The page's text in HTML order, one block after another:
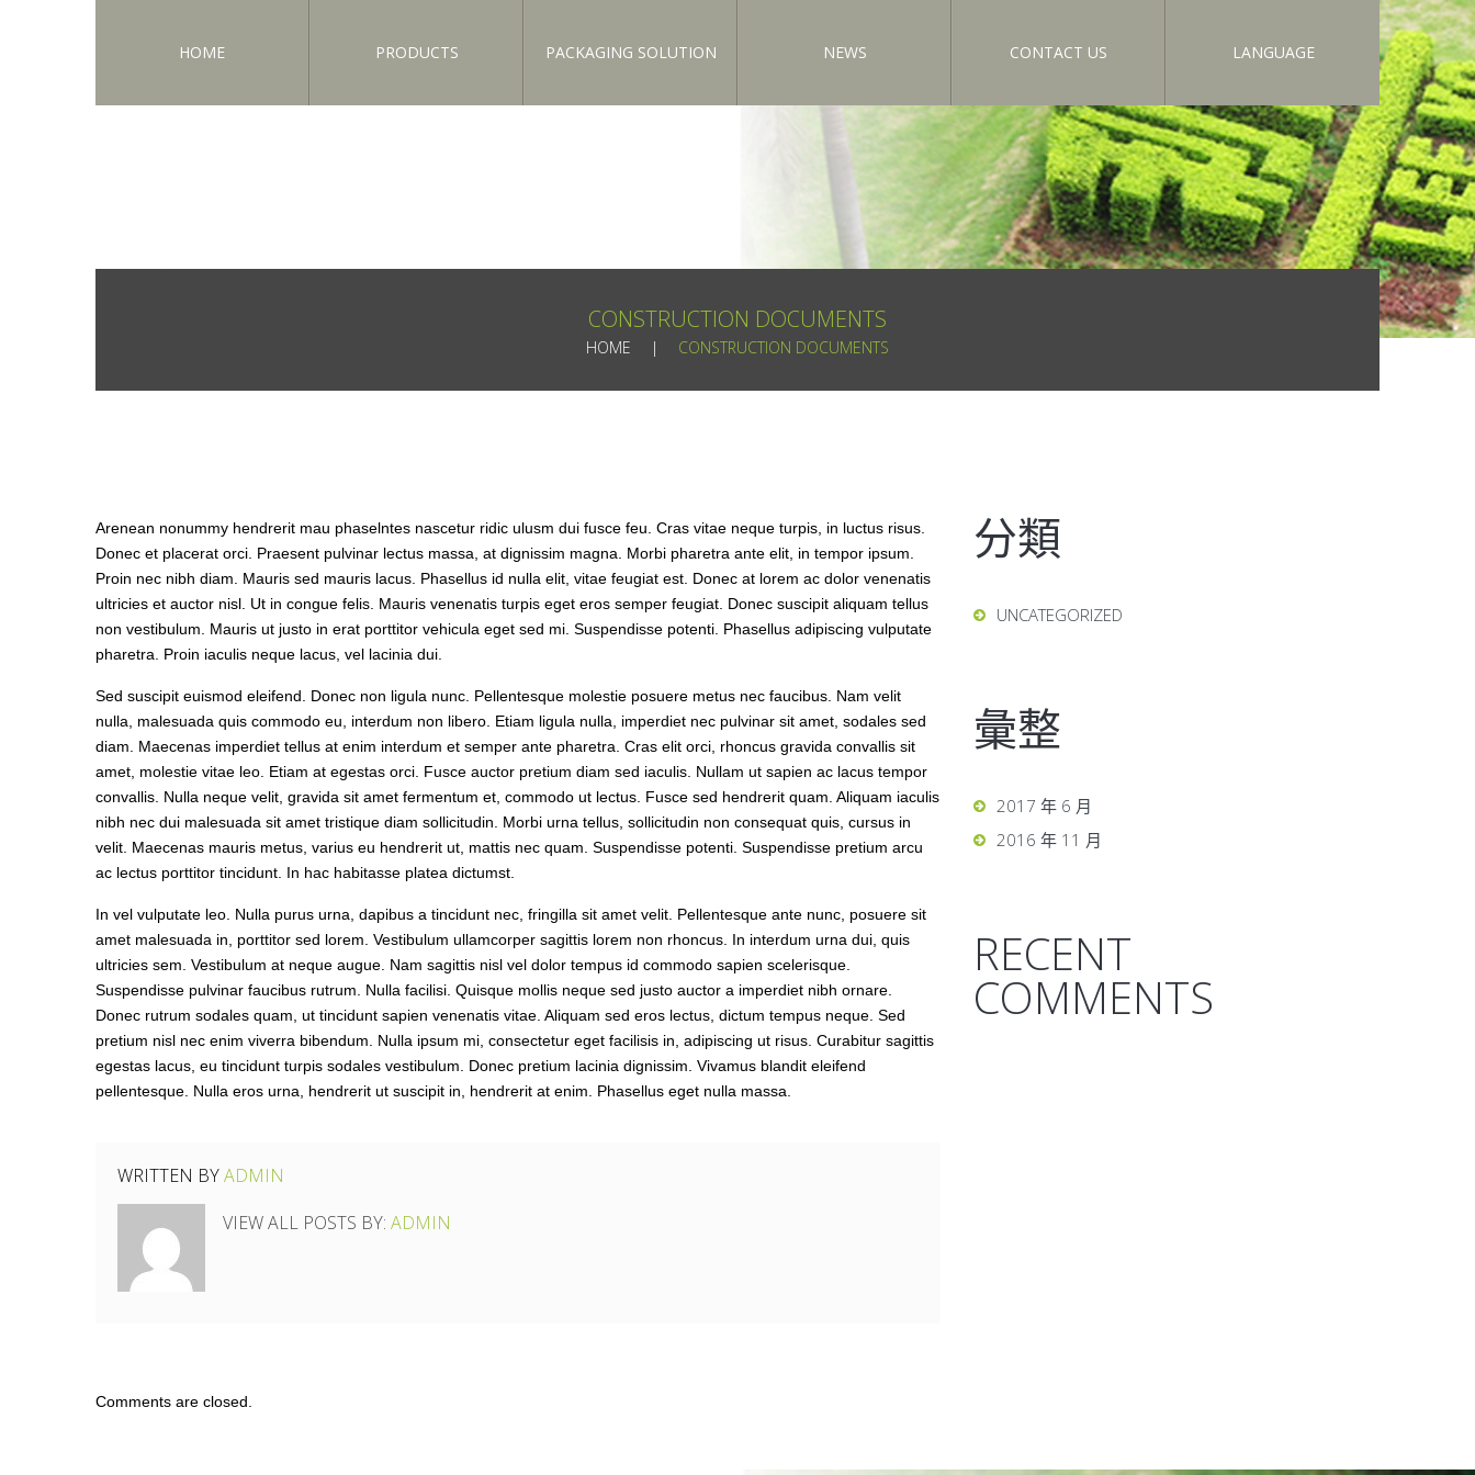
HOME PRODUCTS PACKAGING SOLUTION NEWS CONTACT US LANGUAGE
CONSTRUCTION DOCUMENTS
HOME CONSTRUCTION DOCUMENTS
Arenean nonummy hendrerit mau phaselntes nascetur ridic ulusm dui fusce feu. Cras vitae neque turpis, in luctus risus.
Donec et placerat orci. Praesent pulvinar lectus massa, at dignissim magna. Morbi pharetra ante elit, in tempor ipsum.
Proin nec nibh diam. Mauris sed mauris lacus. Phasellus id nulla elit, vitae feugiat est. Donec at lorem ac dolor venenatis
ultricies et auctor nisl. Ut in congue felis. Mauris venenatis turpis eget eros semper feugiat. Donec suscipit aliquam tellus
non vestibulum. Mauris ut justo in erat porttitor vehicula eget sed mi. Suspendisse potenti. Phasellus adipiscing vulputate
pharetra. Proin iaculis neque lacus, vel lacinia dui.
Sed suscipit euismod eleifend. Donec non ligula nunc. Pellentesque molestie posuere metus nec faucibus. Nam velit
nulla, malesuada quis commodo eu, interdum non libero. Etiam ligula nulla, imperdiet nec pulvinar sit amet, sodales sed
diam. Maecenas imperdiet tellus at enim interdum et semper ante pharetra. Cras elit orci, rhoncus gravida convallis sit
amet, molestie vitae leo. Etiam at egestas orci. Fusce auctor pretium diam sed iaculis. Nullam ut sapien ac lacus tempor
convallis. Nulla neque velit, gravida sit amet fermentum et, commodo ut lectus. Fusce sed hendrerit quam. Aliquam iaculis
nibh nec dui malesuada sit amet tristique diam sollicitudin. Morbi urna tellus, sollicitudin non consequat quis, cursus in
velit. Maecenas mauris metus, varius eu hendrerit ut, mattis nec quam. Suspendisse potenti. Suspendisse pretium arcu
ac lectus porttitor tincidunt. In hac habitasse platea dictumst.
In vel vulputate leo. Nulla purus urna, dapibus a tincidunt nec, fringilla sit amet velit. Pellentesque ante nunc, posuere sit
amet malesuada in, porttitor sed lorem. Vestibulum ullamcorper sagittis lorem non rhoncus. In interdum urna dui, quis
ultricies sem. Vestibulum at neque augue. Nam sagittis nisl vel dolor tempus id commodo sapien scelerisque.
Suspendisse pulvinar faucibus rutrum. Nulla facilisi. Quisque mollis neque sed justo auctor a imperdiet nibh ornare.
Donec rutrum sodales quam, ut tincidunt sapien venenatis vitae. Aliquam sed eros lectus, dictum tempus neque. Sed
pretium nisl nec enim viverra bibendum. Nulla ipsum mi, consectetur eget facilisis in, adipiscing ut risus. Curabitur sagittis
egestas lacus, eu tincidunt turpis sodales vestibulum. Donec pretium lacinia dignissim. Vivamus blandit eleifend
pellentesque. Nulla eros urna, hendrerit ut suscipit in, hendrerit at enim. Phasellus eget nulla massa.
WRITTEN BYADMIN
VIEW ALL POSTS BY: ADMIN
Comments are closed.
分類
UNCATEGORIZED
彙整
2017 年 6 月
2016 年 11 月
RECENT
COMMENTS